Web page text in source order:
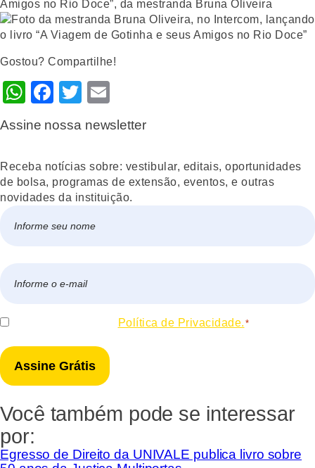
Gostou? Compartilhe!
WhatsApp
Facebook
Twitter
Assine nossa newsletter
Receba notícias sobre: vestibular, editais, oportunidades
de bolsa, programas de extensão, eventos, e outras
novidades da instituição.
mail
Consentir Política de Privacidade. *
Você também pode se interessar
por:
Egresso de Direito da UNIVALE publica livro sobre